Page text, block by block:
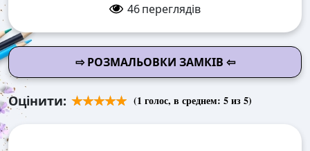
46переглядів
⇨ РОЗМАЛЬОВКИ ЗАМКІВ ⇦
Оцінити: (1 голос, в среднем: 5из 5)